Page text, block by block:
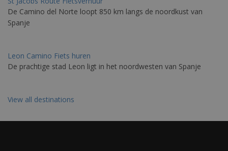
De Camino del Norte loopt 850 km langs de noordkust van
Spanje
Leon Camino Fiets huren
De prachtige stad Leon ligt in het noordwesten van Spanje
View all destinations